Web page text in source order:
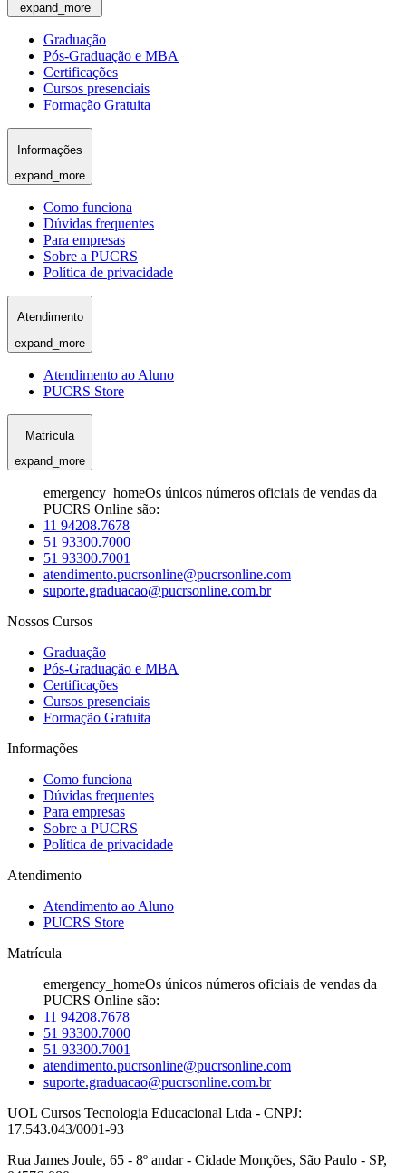
expand_more
Graduação
Pós-Graduação e MBA
Certificações
Cursos presenciais
Formação Gratuita
Informações
expand_more
Como funciona
Dúvidas frequentes
Para empresas
Sobre a PUCRS
Política de privacidade
Atendimento
expand_more
Atendimento ao Aluno
PUCRS Store
Matrícula
expand_more
emergency_homeOs únicos números oficiais de vendas da
PUCRS Online são:
11 94208.7678
51 93300.7000
51 93300.7001
atendimento.pucrsonline@pucrsonline.com
suporte.graduacao@pucrsonline.com.br
Nossos Cursos
Graduação
Pós-Graduação e MBA
Certificações
Cursos presenciais
Formação Gratuita
Informações
Como funciona
Dúvidas frequentes
Para empresas
Sobre a PUCRS
Política de privacidade
Atendimento
Atendimento ao Aluno
PUCRS Store
Matrícula
emergency_homeOs únicos números oficiais de vendas da
PUCRS Online são:
11 94208.7678
51 93300.7000
51 93300.7001
atendimento.pucrsonline@pucrsonline.com
suporte.graduacao@pucrsonline.com.br
UOL Cursos Tecnologia Educacional Ltda - CNPJ:
17.543.043/0001-93
Rua James Joule, 65 - 8º andar - Cidade Monções, São Paulo - SP,